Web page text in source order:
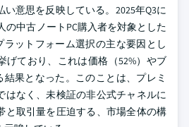
意思を反映している。2025年Q3に
の中古ノートPC購入者を対象とした
ラットフォーム選択の主な要因とし
げており、これは価格（52%）やブ
結果となった。このことは、プレミ
はなく、未検証の非公式チャネルに
と取引量を圧迫する、市場全体の構